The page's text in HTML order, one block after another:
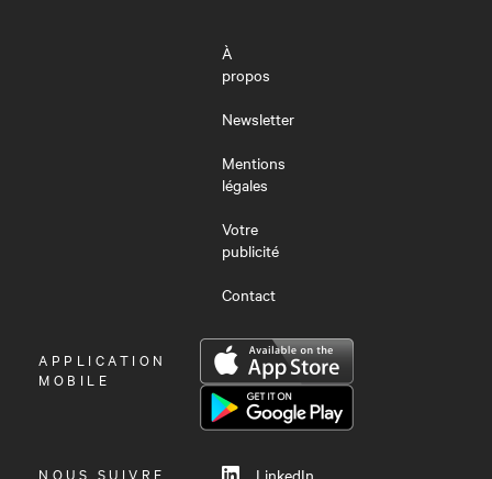
À
propos
Newsletter
Mentions
légales
Votre
publicité
Contact
OUVRIR
LE
APPLICATION
MOBILE
NOUS SUIVRE